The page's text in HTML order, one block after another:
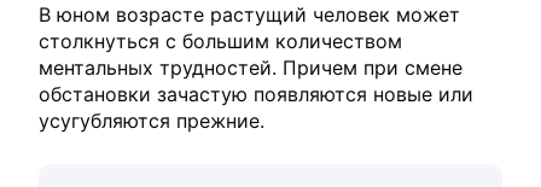
В юном возрасте растущий человек может
столкнуться с большим количеством
ментальных трудностей. Причем при смене
обстановки зачастую появляются новые или
усугубляются прежние.